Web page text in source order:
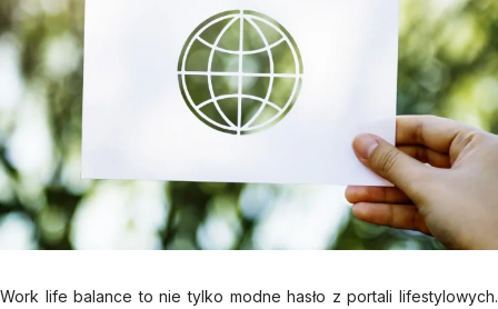
Work life balance to nie tylko modne hasło z portali lifestylowych.